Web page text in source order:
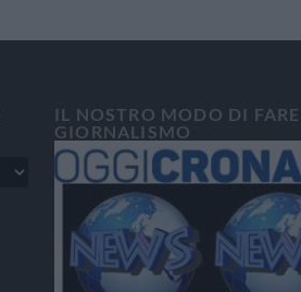
IL NOSTRO MODO DI FARE
GIORNALISMO